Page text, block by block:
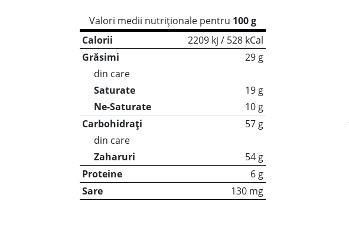
Valori medii nutriționale pentru 100 g
Calorii
2209 kj / 528 kCal
Grăsimi
29 g
din care
Saturate
19 g
Ne-Saturate
10 g
Carbohidrați
57 g
din care
Zaharuri
54 g
Proteine
6 g
Sare
130 mg